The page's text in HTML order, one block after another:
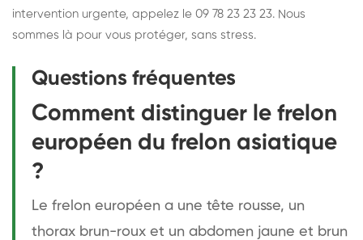
intervention urgente, appelez le 09 78 23 23 23. Nous
sommes là pour vous protéger, sans stress.
Questions fréquentes
Comment distinguer le frelon
européen du frelon asiatique
?
Le frelon européen a une tête rousse, un
thorax brun-roux et un abdomen jaune et brun